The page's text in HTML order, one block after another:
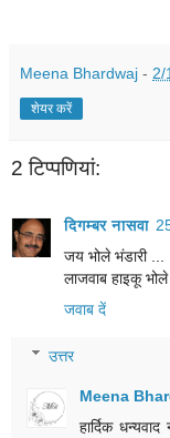
Meena Bhardwaj - 2/
शेयर करें
2 टिप्‍पणियां:
दिगम्बर नासवा
जय भोले भंडारी ...
लाजवाब हाइकू
जवाब दें
उत्तर
Meena
हार्दिक